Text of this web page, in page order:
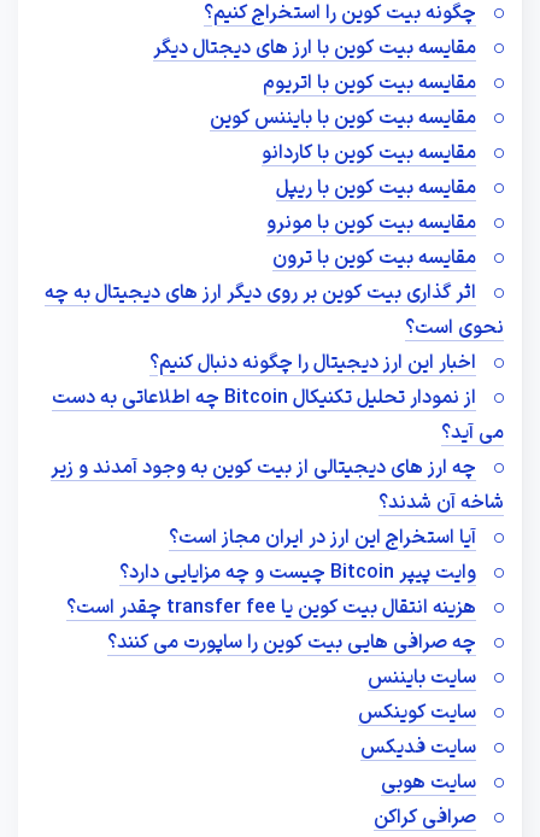
چگونه بیت کوین را استخراج کنیم؟
مقایسه بیت کوین با ارز های دیجتال دیگر
مقایسه بیت کوین با اتریوم
مقایسه بیت کوین با بایننس کوین
مقایسه بیت کوین با کاردانو
مقایسه بیت کوین با ریپل
مقایسه بیت کوین با مونرو
مقایسه بیت کوین با ترون
اثر گذاری بیت کوین بر روی دیگر ارز های دیجیتال به چه
نحوی است؟
اخبار این ارز دیجیتال را چگونه دنبال کنیم؟
از نمودار تحلیل تکنیکال Bitcoin چه اطلاعاتی به دست
می آید؟
چه ارز های دیجیتالی از بیت کوین به وجود آمدند و زیر
شاخه آن شدند؟
آیا استخراج این ارز در ایران مجاز است؟
وایت پیپر Bitcoin چیست و چه مزایایی دارد؟
هزینه انتقال بیت کوین یا transfer fee چقدر است؟
چه صرافی هایی بیت کوین را ساپورت می کنند؟
سایت بایننس
سایت کوینکس
سایت فدیکس
سایت هوبی
صرافی کراکن